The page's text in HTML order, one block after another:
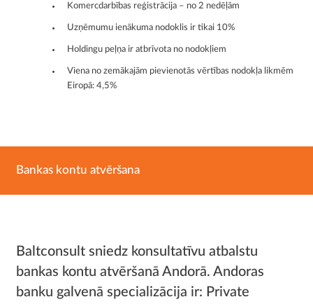
Komercdarbības reģistrācija – no 2 nedēļām
Uzņēmumu ienākuma nodoklis ir tikai 10%
Holdingu peļņa ir atbrīvota no nodokļiem
Viena no zemākajām pievienotās vērtības nodokļa likmēm
Eiropā: 4,5%
Bankas kontu atvēršana
Baltconsult sniedz konsultatīvu atbalstu
bankas kontu atvēršanā Andorā. Andoras
banku galvenā specializācija ir: Private